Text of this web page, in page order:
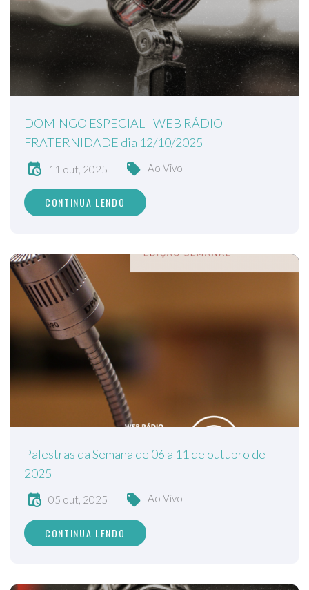
DOMINGO ESPECIAL - WEB RÁDIO
FRATERNIDADE dia 12/10/2025
11 out, 2025 Ao Vivo
CONTINUA LENDO
Palestras da Semana de 06 a 11 de outubro de
2025
05 out, 2025 Ao Vivo
CONTINUA LENDO